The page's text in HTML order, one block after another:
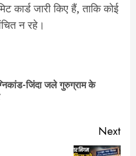
कार्ड जारी किए हैं, ताकि कोई
न रहे।
जिंदा जले गुरुग्राम के
Next